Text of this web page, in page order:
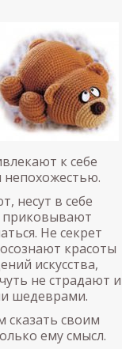
к себе
несут в себе
приковывают
Не секрет
красоты
искусства,
не страдают и
шедеврами.
сказать своим
ему смысл.